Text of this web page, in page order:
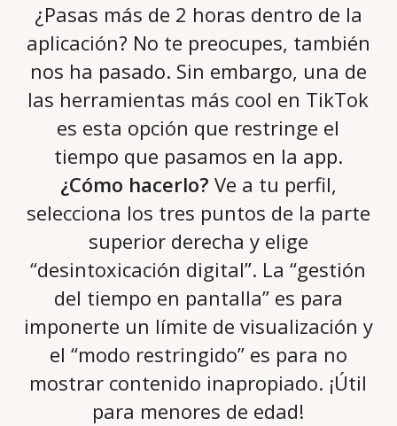
¿Pasas más de 2 horas dentro de la
aplicación? No te preocupes, también
nos ha pasado. Sin embargo, una de
las herramientas más cool en TikTok
es esta opción que restringe el
tiempo que pasamos en la app.
¿Cómo hacerlo? Ve a tu perfil,
selecciona los tres puntos de la parte
superior derecha y elige
“desintoxicación digital”. La “gestión
del tiempo en pantalla” es para
imponerte un límite de visualización y
el “modo restringido” es para no
mostrar contenido inapropiado. ¡Útil
para menores de edad!